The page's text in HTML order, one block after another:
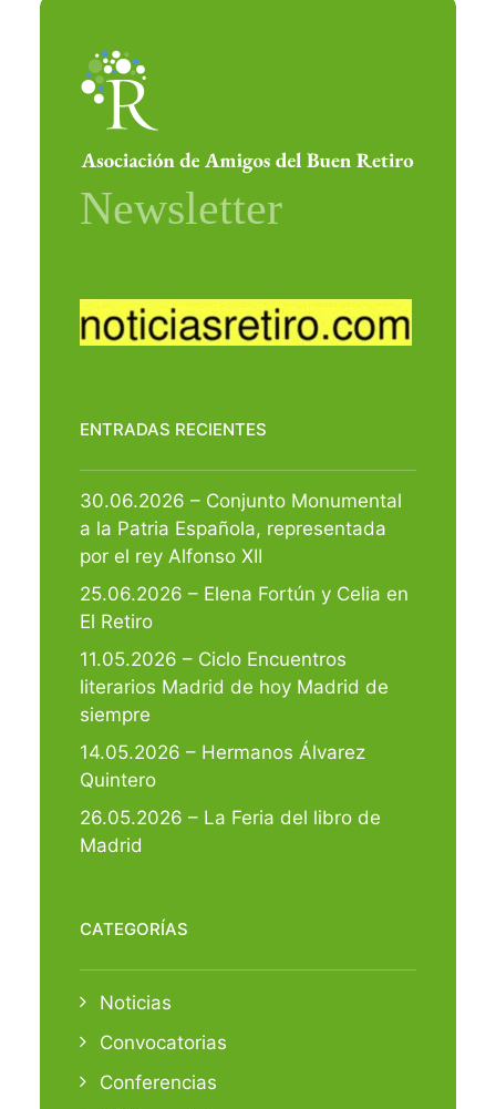
ENTRADAS RECIENTES
30.06.2026 – Conjunto Monumental
a la Patria Española, representada
por el rey Alfonso XII
25.06.2026 – Elena Fortún y Celia en
El Retiro
11.05.2026 – Ciclo Encuentros
literarios Madrid de hoy Madrid de
siempre
14.05.2026 – Hermanos Álvarez
Quintero
26.05.2026 – La Feria del libro de
Madrid
CATEGORÍAS
Noticias
Convocatorias
Conferencias